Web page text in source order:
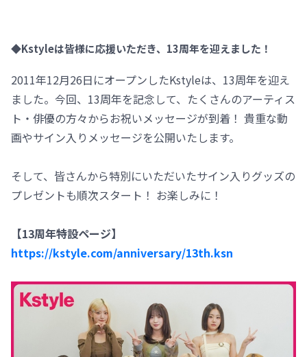
◆Kstyleは皆様に応援いただき、13周年を迎えました！
2011年12月26日にオープンしたKstyleは、13周年を迎え
ました。今回、13周年を記念して、たくさんのアーティス
ト・俳優の方々からお祝いメッセージが到着！ 貴重な動
画やサイン入りメッセージを公開いたします。
そして、皆さんから特別にいただいたサイン入りグッズの
プレゼントも順次スタート！ お楽しみに！
【13周年特設ページ】
https://kstyle.com/anniversary/13th.ksn